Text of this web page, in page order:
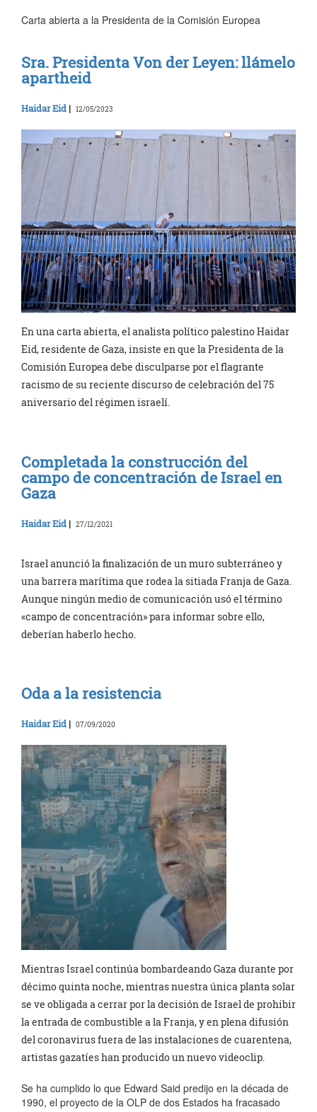
Carta abierta a la Presidenta de la Comisión Europea
Sra. Presidenta Von der Leyen: llámelo
apartheid
Haidar Eid | 12/05/2023
En una carta abierta, el analista político palestino Haidar
Eid, residente de Gaza, insiste en que la Presidenta de la
Comisión Europea debe disculparse por el flagrante
racismo de su reciente discurso de celebración del 75
aniversario del régimen israelí.
Completada la construcción del
campo de concentración de Israel en
Gaza
Haidar Eid | 27/12/2021
Israel anunció la finalización de un muro subterráneo y
una barrera marítima que rodea la sitiada Franja de Gaza.
Aunque ningún medio de comunicación usó el término
«campo de concentración» para informar sobre ello,
deberían haberlo hecho.
Oda a la resistencia
Haidar Eid | 07/09/2020
Mientras Israel continúa bombardeando Gaza durante por
décimo quinta noche, mientras nuestra única planta solar
se ve obligada a cerrar por la decisión de Israel de prohibir
la entrada de combustible a la Franja, y en plena difusión
del coronavirus fuera de las instalaciones de cuarentena,
artistas gazatíes han producido un nuevo videoclip.
Se ha cumplido lo que Edward Said predijo en la década de
1990, el proyecto de la OLP de dos Estados ha fracasado